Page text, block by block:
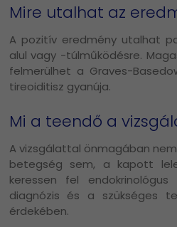
Mire utalhat az
A pozitív eredmény utalhat
alul vagy -túlműködésre.
felmerülhet a Graves-
tireoiditisz gyanúja.
Mi a teendő a
A vizsgálattal önmagában
betegség sem, a kapott
keressen fel
diagnózis és a szükséges
érdekében.